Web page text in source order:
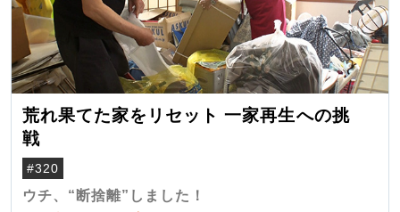
荒れ果てた家をリセット 一家再生への挑
戦
#320
ウチ、“断捨離”しました！